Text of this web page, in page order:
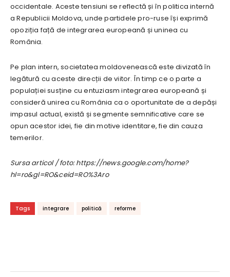
occidentale. Aceste tensiuni se reflectă și în politica internă
a Republicii Moldova, unde partidele pro-ruse își exprimă
opoziția față de integrarea europeană și uninea cu
România.
Pe plan intern, societatea moldovenească este divizată în
legătură cu aceste direcții de viitor. În timp ce o parte a
populației susține cu entuziasm integrarea europeană și
consideră unirea cu România ca o oportunitate de a depăși
impasul actual, există și segmente semnificative care se
opun acestor idei, fie din motive identitare, fie din cauza
temerilor.
Sursa articol / foto: https://news.google.com/home?
hl=ro&gl=RO&ceid=RO%3Aro
Tags integrare politică reforme